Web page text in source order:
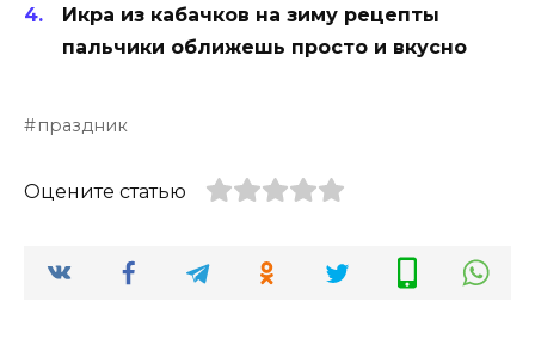
Икра из кабачков на зиму рецепты
пальчики оближешь просто и вкусно
праздник
Оцените статью